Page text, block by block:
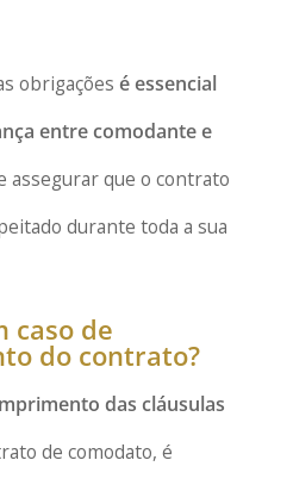
obrigações é essencial
entre comodante e
assegurar que o contrato
durante toda a sua
caso de
do contrato?
das cláusulas
de comodato, é